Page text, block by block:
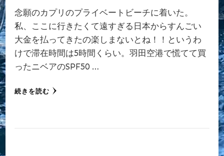
念願のカプリのプライベートビーチに着いた。
私、ここに行きたくて遠すぎる日本からすんごい
大金を払ってきたの楽しまないとね！！というわ
けで滞在時間は5時間くらい。羽田空港で慌てて買
ったニベアのSPF50 …
続きを読む